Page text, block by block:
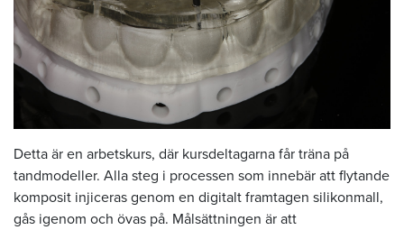
Detta är en arbetskurs, där kursdeltagarna får träna på
tandmodeller. Alla steg i processen som innebär att flytande
komposit injiceras genom en digitalt framtagen silikonmall,
gås igenom och övas på. Målsättningen är att